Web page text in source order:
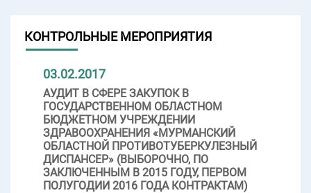
КОНТРОЛЬНЫЕ МЕРОПРИЯТИЯ
03.02.2017
АУДИТ В СФЕРЕ ЗАКУПОК В
ГОСУДАРСТВЕННОМ ОБЛАСТНОМ
БЮДЖЕТНОМ УЧРЕЖДЕНИИ
ЗДРАВООХРАНЕНИЯ «МУРМАНСКИЙ
ОБЛАСТНОЙ ПРОТИВОТУБЕРКУЛЕЗНЫЙ
ДИСПАНСЕР» (ВЫБОРОЧНО, ПО
ЗАКЛЮЧЕННЫМ В 2015 ГОДУ, ПЕРВОМ
ПОЛУГОДИИ 2016 ГОДА КОНТРАКТАМ)